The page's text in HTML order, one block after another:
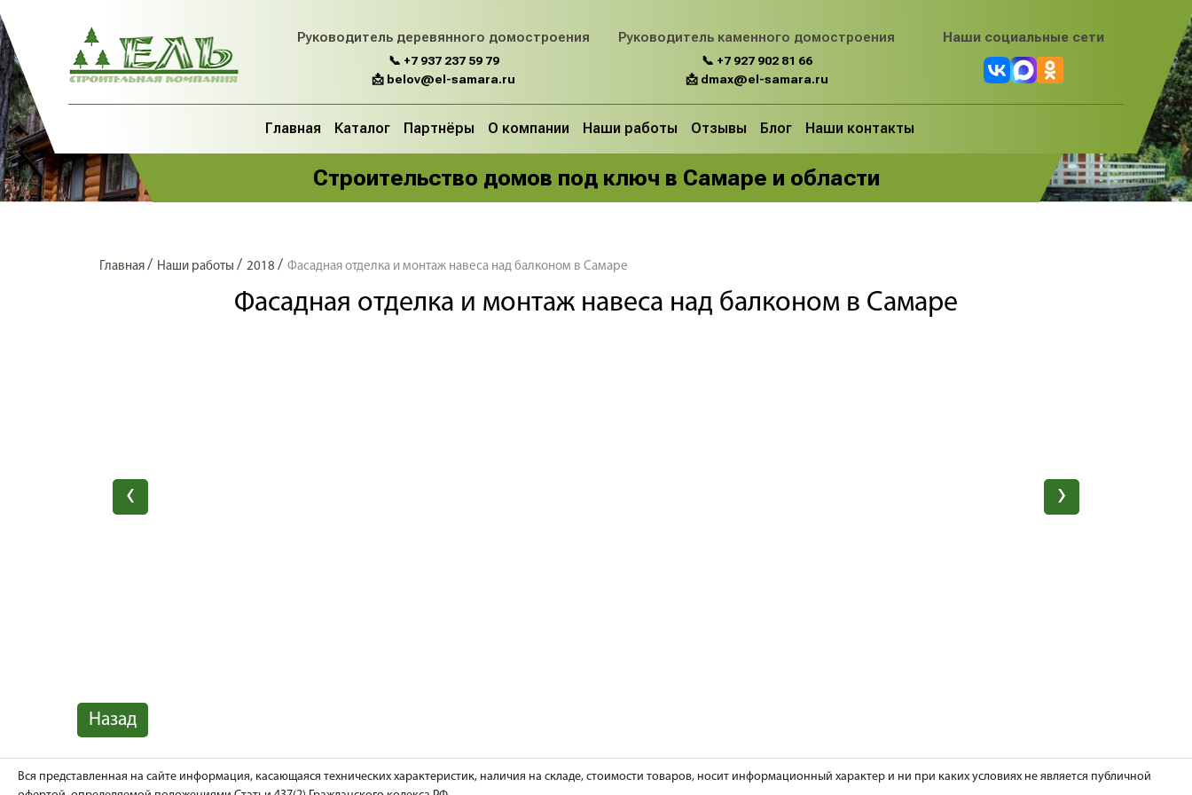
Руководитель деревянного домостроения
📞 +7 937 237 59 79
📩 belov@el-samara.ru
Руководитель каменного домостроения
📞 +7 927 902 81 66
📩 dmax@el-samara.ru
Наши социальные сети
Главная Каталог Партнёры О компании Наши работы Отзывы Блог Наши контакты
Строительство домов под ключ в Самаре и области
Главная / Наши работы / 2018 / Фасадная отделка и монтаж навеса над балконом в Самаре
Фасадная отделка и монтаж навеса над балконом в Самаре
Назад
Вся представленная на сайте информация, касающаяся технических характеристик, наличия на складе, стоимости товаров, носит информационный характер и ни при каких условиях не является публичной